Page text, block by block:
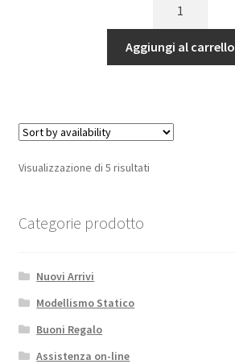
SILICONE
AKA
quantità
Aggiungi al carrello
Visualizzazione di 5 risultati
Categorie prodotto
Nuovi Arrivi
Modellismo Statico
Buoni Regalo
Assistenza on-line